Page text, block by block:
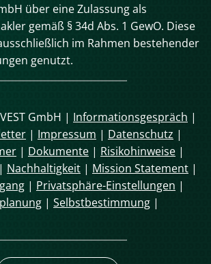
über eine Zulassung als
gemäß § 34d Abs. 1 GewO. Diese
im Rahmen bestehender
genutzt.
GmbH | Informationsgespräch |
| Impressum | Datenschutz |
| Dokumente | Risikohinweise |
| Nachhaltigkeit | Mission Statement |
| Privatsphäre-Einstellungen |
| Selbstbestimmung |